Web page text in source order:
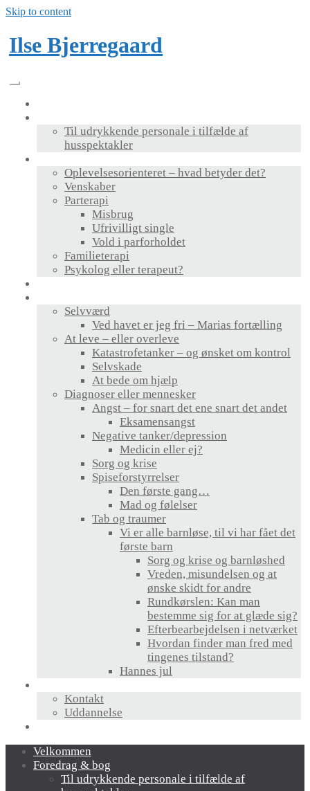
Skip to content
Ilse Bjerregaard
Til udrykkende personale i tilfælde af
husspektakler
Oplevelsesorienteret – hvad betyder det?
Venskaber
Parterapi
Misbrug
Ufrivilligt single
Vold i parforholdet
Familieterapi
Psykolog eller terapeut?
Selvværd
Ved havet er jeg fri – Marias fortælling
At leve – eller overleve
Katastrofetanker – og ønsket om kontrol
Selvskade
At bede om hjælp
Diagnoser eller mennesker
Angst – for snart det ene snart det andet
Eksamensangst
Negative tanker/depression
Medicin eller ej?
Sorg og krise
Spiseforstyrrelser
Den første gang…
Mad og følelser
Tab og traumer
Vi er alle barnløse, til vi har fået det
første barn
Sorg og krise og barnløshed
Vreden, misundelsen og at
ønske skidt for andre
Rundkørslen: Kan man
bestemme sig for at glæde sig?
Efterbearbejdelsen i netværket
Hvordan finder man fred med
tingenes tilstand?
Hannes jul
Kontakt
Uddannelse
Velkommen
Foredrag & bog
Til udrykkende personale i tilfælde af